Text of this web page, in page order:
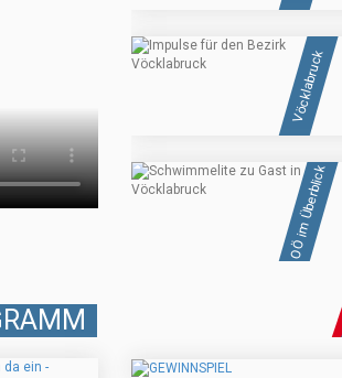
Vöcklabruck
OÖ im Überblick